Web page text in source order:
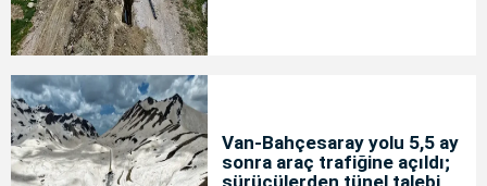
Van-Bahçesaray yolu 5,5 ay
sonra araç trafiğine açıldı;